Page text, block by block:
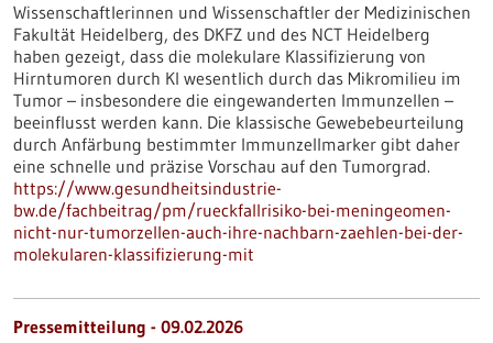
Wissenschaftlerinnen und Wissenschaftler der Medizinischen
Fakultät Heidelberg, des DKFZ und des NCT Heidelberg
haben gezeigt, dass die molekulare Klassifizierung von
Hirntumoren durch KI wesentlich durch das Mikromilieu im
Tumor – insbesondere die eingewanderten Immunzellen –
beeinflusst werden kann. Die klassische Gewebebeurteilung
durch Anfärbung bestimmter Immunzellmarker gibt daher
eine schnelle und präzise Vorschau auf den Tumorgrad.
https://www.gesundheitsindustrie-
bw.de/fachbeitrag/pm/rueckfallrisiko-bei-meningeomen-
nicht-nur-tumorzellen-auch-ihre-nachbarn-zaehlen-bei-der-
molekularen-klassifizierung-mit
Pressemitteilung - 09.02.2026